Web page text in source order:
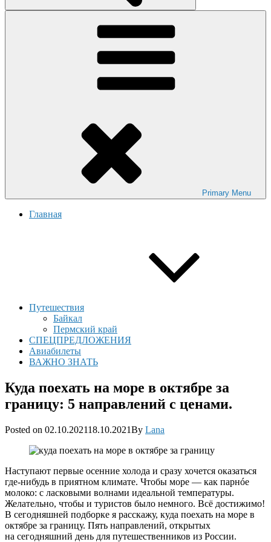
Primary Menu
Главная
Путешествия
Байкал
Пермский край
СПЕЦПРЕДЛОЖЕНИЯ
Авиабилеты
ВАЖНО ЗНАТЬ
Куда поехать на море в октябре за
границу: 5 направлений с ценами.
Posted on Posted
02.10.202118.10.2021By Lana
Наступают первые осенние холода и сразу хочется оказаться
где-нибудь в приятном климате. Чтобы море — как парнóе
молоко: с ласковыми волнами идеальной температуры.
Желательно, чтобы и туристов было немного. Всё достижимо!
В сегодняшней подборке я расскажу, куда поехать на море в
октябре за границу. Пять направлений, открытых
на сегодняшний день для путешественников из России.